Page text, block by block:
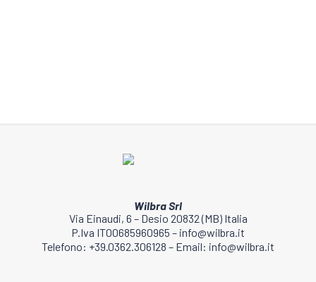
Wilbra Srl
Via Einaudi, 6 – Desio 20832 (MB) Italia
P.Iva IT00685960965 – info@wilbra.it
Telefono: +39.0362.306128 – Email: info@wilbra.it